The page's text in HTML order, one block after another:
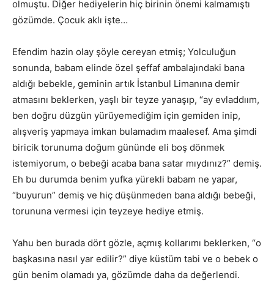
olmuştu. Diğer hediyelerin hiç birinin önemi kalmamıştı
gözümde. Çocuk aklı işte…
Efendim hazin olay şöyle cereyan etmiş; Yolculuğun
sonunda, babam elinde özel şeffaf ambalajındaki bana
aldığı bebekle, geminin artık İstanbul Limanına demir
atmasını beklerken, yaşlı bir teyze yanaşıp, “ay evladdıım,
ben doğru düzgün yürüyemediğim için gemiden inip,
alışveriş yapmaya imkan bulamadım maalesef. Ama şimdi
biricik torunuma doğum gününde eli boş dönmek
istemiyorum, o bebeği acaba bana satar mıydınız?” demiş.
Eh bu durumda benim yufka yürekli babam ne yapar,
“buyurun” demiş ve hiç düşünmeden bana aldığı bebeği,
torununa vermesi için teyzeye hediye etmiş.
Yahu ben burada dört gözle, açmış kollarımı beklerken, “o
başkasına nasıl yar edilir?” diye küstüm tabi ve o bebek o
gün benim olamadı ya, gözümde daha da değerlendi.